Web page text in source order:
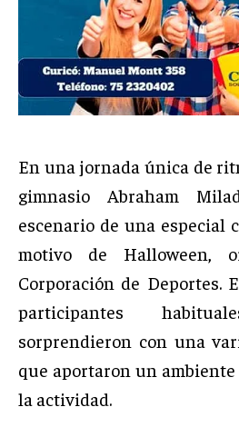
En una jornada única de
gimnasio Abraham
escenario de una especial
motivo de Halloween,
Corporación de Deportes.
participantes
sorprendieron con una
que aportaron un
la actividad.